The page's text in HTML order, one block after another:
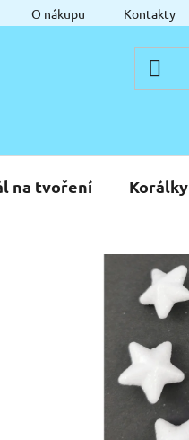
O nákupu Kontakty
na tvoření